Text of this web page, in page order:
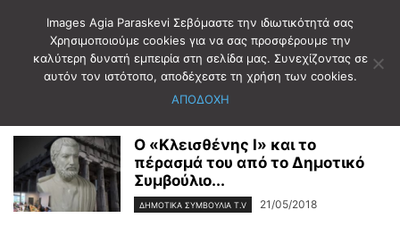
Αρχική Ετικέτες Κλεισθένης Ι
Ο «Κλεισθένης Ι» και το
πέρασμά του από το Δημοτικό
Συμβούλιο...
ΔΗΜΟΤΙΚΑ ΣΥΜΒΟΥΛΙΑ T.V 21/05/2018
Images Agia Paraskevi Σεβόμαστε την ιδιωτικότητά σας
Χρησιμοποιούμε cookies για να σας προσφέρουμε την
καλύτερη δυνατή εμπειρία στη σελίδα μας. Συνεχίζοντας σε
αυτόν τον ιστότοπο, αποδέχεστε τη χρήση των cookies.
ΑΠΟΔΟΧΗ